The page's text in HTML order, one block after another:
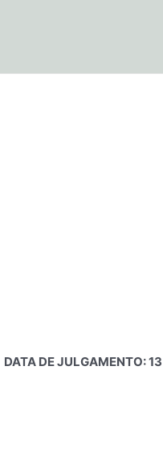
DATA DE JULGAMENTO: